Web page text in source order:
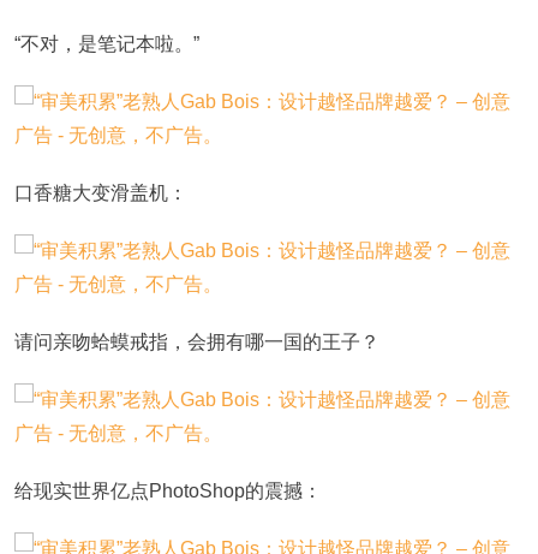
“不对，是笔记本啦。”
口香糖大变滑盖机：
请问亲吻蛤蟆戒指，会拥有哪一国的王子？
给现实世界亿点PhotoShop的震撼：